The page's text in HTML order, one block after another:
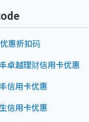
惠折扣码
卓越理财信用卡优惠
信用卡优惠
信用卡优惠